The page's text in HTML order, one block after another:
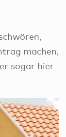
machen,
sogar hier